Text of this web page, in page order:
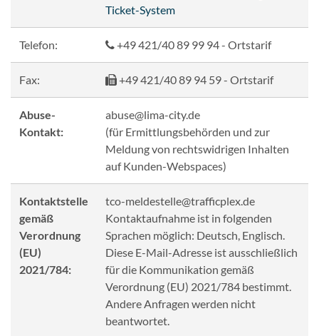
Ticket-System
Telefon: +49 421/40 89 99 94 - Ortstarif
Fax: +49 421/40 89 94 59 - Ortstarif
Abuse-
Kontakt:
abuse@lima-city.de
(für Ermittlungsbehörden und zur
Meldung von rechtswidrigen Inhalten
auf Kunden-Webspaces)
Kontaktstelle
gemäß
Verordnung
(EU)
2021/784:
tco-meldestelle@trafficplex.de
Kontaktaufnahme ist in folgenden
Sprachen möglich: Deutsch, Englisch.
Diese E-Mail-Adresse ist ausschließlich
für die Kommunikation gemäß
Verordnung (EU) 2021/784 bestimmt.
Andere Anfragen werden nicht
beantwortet.